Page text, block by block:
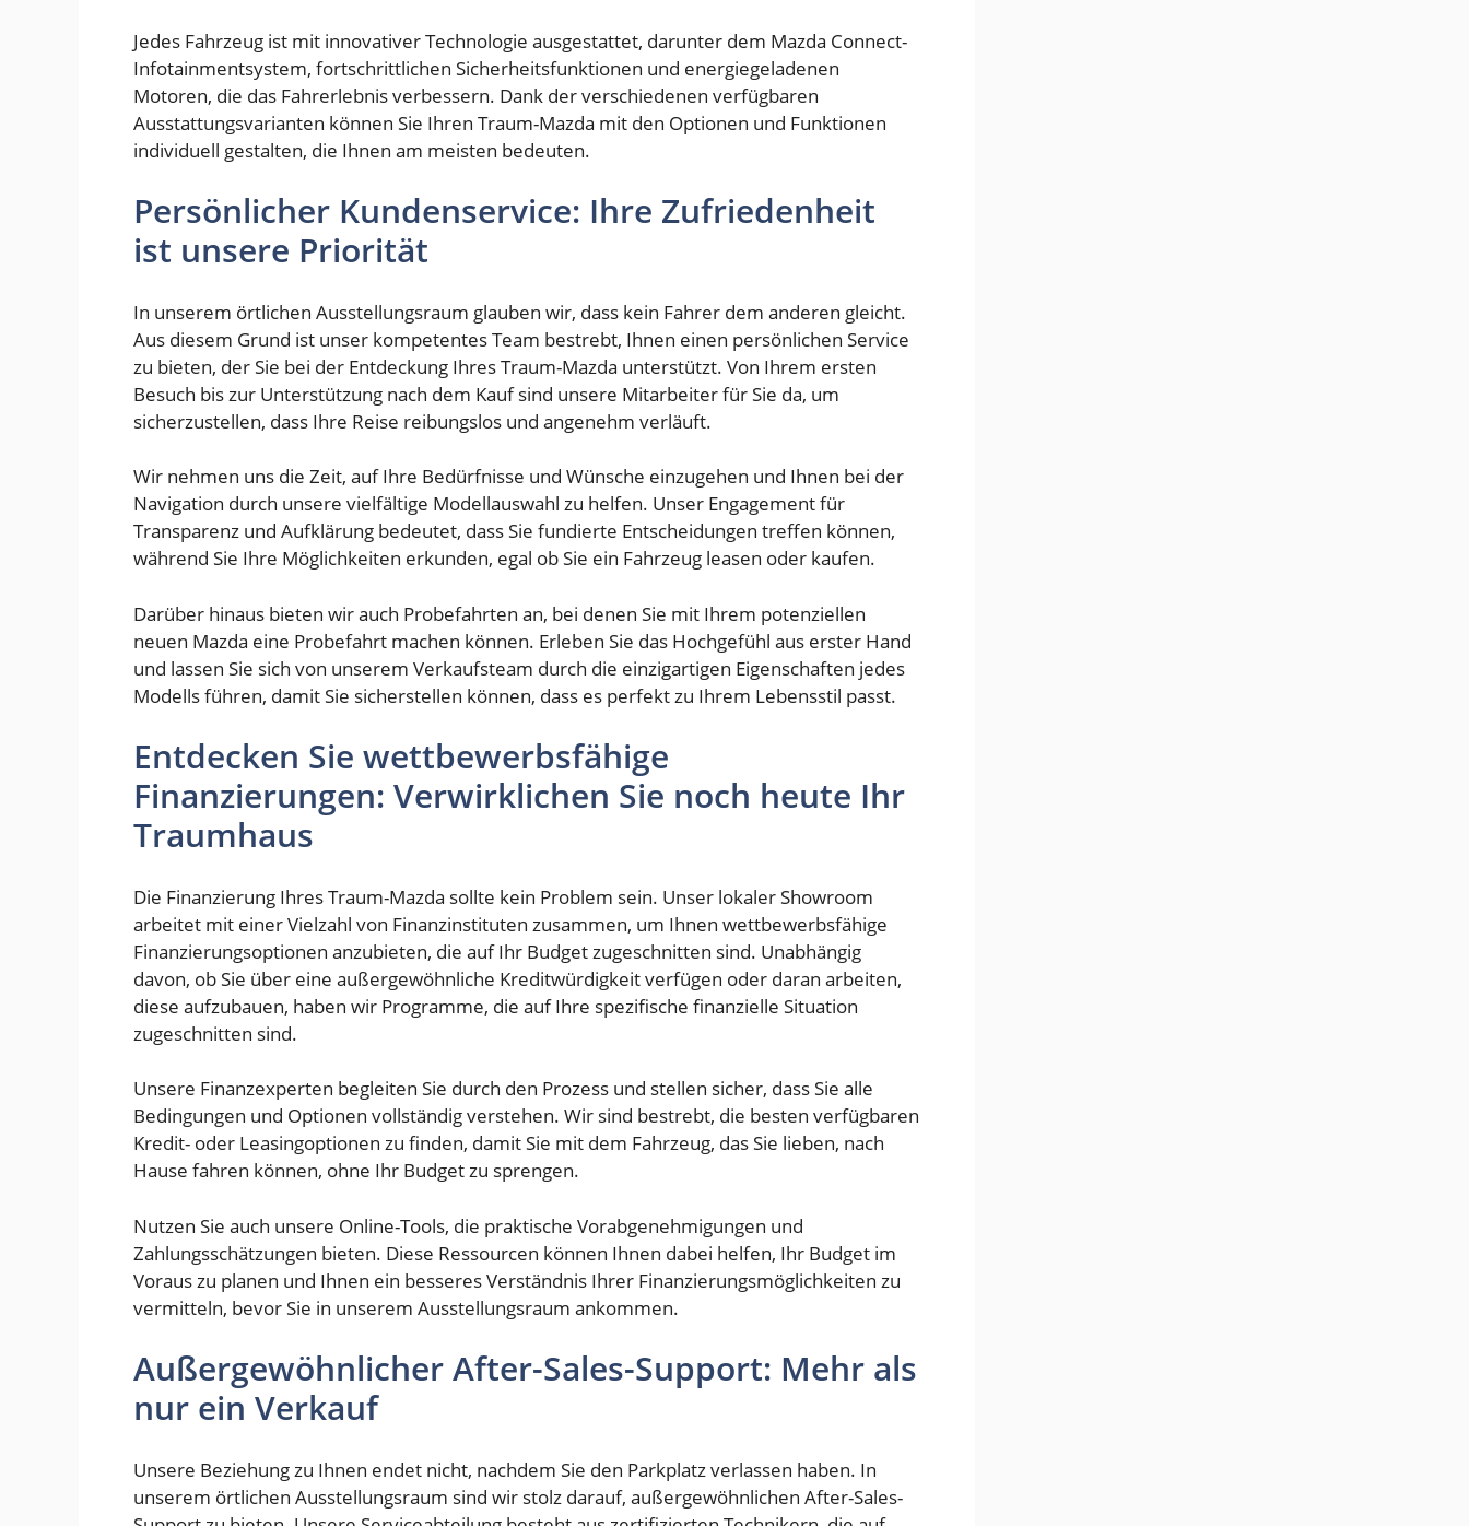
Jedes Fahrzeug ist mit innovativer Technologie ausgestattet, darunter dem Mazda Connect-
Infotainmentsystem, fortschrittlichen Sicherheitsfunktionen und energiegeladenen
Motoren, die das Fahrerlebnis verbessern. Dank der verschiedenen verfügbaren
Ausstattungsvarianten können Sie Ihren Traum-Mazda mit den Optionen und Funktionen
individuell gestalten, die Ihnen am meisten bedeuten.
Persönlicher Kundenservice: Ihre Zufriedenheit
ist unsere Priorität
In unserem örtlichen Ausstellungsraum glauben wir, dass kein Fahrer dem anderen gleicht.
Aus diesem Grund ist unser kompetentes Team bestrebt, Ihnen einen persönlichen Service
zu bieten, der Sie bei der Entdeckung Ihres Traum-Mazda unterstützt. Von Ihrem ersten
Besuch bis zur Unterstützung nach dem Kauf sind unsere Mitarbeiter für Sie da, um
sicherzustellen, dass Ihre Reise reibungslos und angenehm verläuft.
Wir nehmen uns die Zeit, auf Ihre Bedürfnisse und Wünsche einzugehen und Ihnen bei der
Navigation durch unsere vielfältige Modellauswahl zu helfen. Unser Engagement für
Transparenz und Aufklärung bedeutet, dass Sie fundierte Entscheidungen treffen können,
während Sie Ihre Möglichkeiten erkunden, egal ob Sie ein Fahrzeug leasen oder kaufen.
Darüber hinaus bieten wir auch Probefahrten an, bei denen Sie mit Ihrem potenziellen
neuen Mazda eine Probefahrt machen können. Erleben Sie das Hochgefühl aus erster Hand
und lassen Sie sich von unserem Verkaufsteam durch die einzigartigen Eigenschaften jedes
Modells führen, damit Sie sicherstellen können, dass es perfekt zu Ihrem Lebensstil passt.
Entdecken Sie wettbewerbsfähige
Finanzierungen: Verwirklichen Sie noch heute Ihr
Traumhaus
Die Finanzierung Ihres Traum-Mazda sollte kein Problem sein. Unser lokaler Showroom
arbeitet mit einer Vielzahl von Finanzinstituten zusammen, um Ihnen wettbewerbsfähige
Finanzierungsoptionen anzubieten, die auf Ihr Budget zugeschnitten sind. Unabhängig
davon, ob Sie über eine außergewöhnliche Kreditwürdigkeit verfügen oder daran arbeiten,
diese aufzubauen, haben wir Programme, die auf Ihre spezifische finanzielle Situation
zugeschnitten sind.
Unsere Finanzexperten begleiten Sie durch den Prozess und stellen sicher, dass Sie alle
Bedingungen und Optionen vollständig verstehen. Wir sind bestrebt, die besten verfügbaren
Kredit- oder Leasingoptionen zu finden, damit Sie mit dem Fahrzeug, das Sie lieben, nach
Hause fahren können, ohne Ihr Budget zu sprengen.
Nutzen Sie auch unsere Online-Tools, die praktische Vorabgenehmigungen und
Zahlungsschätzungen bieten. Diese Ressourcen können Ihnen dabei helfen, Ihr Budget im
Voraus zu planen und Ihnen ein besseres Verständnis Ihrer Finanzierungsmöglichkeiten zu
vermitteln, bevor Sie in unserem Ausstellungsraum ankommen.
Außergewöhnlicher After-Sales-Support: Mehr als
nur ein Verkauf
Unsere Beziehung zu Ihnen endet nicht, nachdem Sie den Parkplatz verlassen haben. In
unserem örtlichen Ausstellungsraum sind wir stolz darauf, außergewöhnlichen After-Sales-